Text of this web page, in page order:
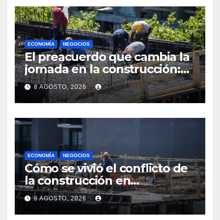
ECONOMÍA NEGOCIOS
El preacuerdo que cambia la
jornada en la construcción:
menos horas, subas reales y
convenio hasta 2031
8 AGOSTO, 2026
ECONOMÍA NEGOCIOS
Cómo se vivió el conflicto de
la construcción en
Maldonado, un
departamento donde el
8 AGOSTO, 2026